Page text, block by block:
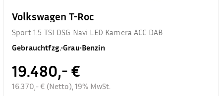
Volkswagen T-Roc
Sport 1.5 TSI DSG Navi LED Kamera ACC DAB
Gebrauchtfzg.•Grau•Benzin
19.480,- €
16.370,- € (Netto), 19% MwSt.